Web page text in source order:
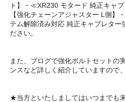
ト】・≪XR230 モタード 純正キャ
【強化チェーンアジャスター L側】
テム解除済み対応 純正キャブレター
ださい。
また、ブログで強化ボルトセットの
ンスなど詳しく紹介していますので
★当方といたしましてはいつまでも